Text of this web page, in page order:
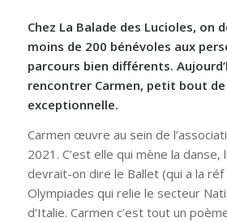
Chez La Balade des Lucioles, on
moins de 200 bénévoles aux
parcours bien différents.
rencontrer Carmen, petit bout
exceptionnelle.
Carmen œuvre au sein de
2021. C’est elle qui mène la danse,
devrait-on dire le Ballet (qui a la réf
Olympiades qui relie le secteur
d’Italie. Carmen c’est tout un